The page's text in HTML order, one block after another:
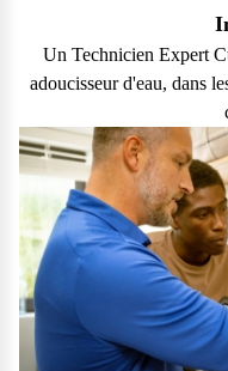
Un Technicien Expert
adoucisseur d'eau, dans